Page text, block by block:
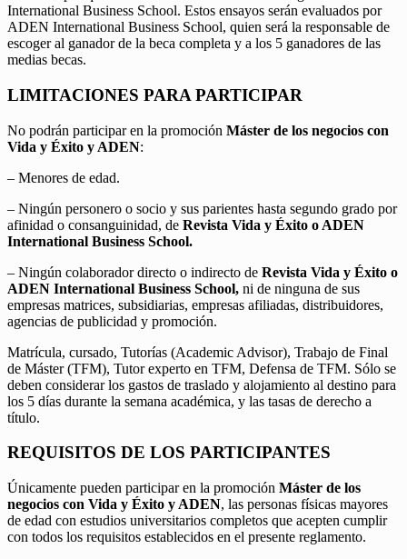
International Business School. Estos ensayos serán evaluados por
ADEN International Business School, quien será la responsable de
escoger al ganador de la beca completa y a los 5 ganadores de las
medias becas.
LIMITACIONES PARA PARTICIPAR
No podrán participar en la promoción Máster de los negocios con
Vida y Éxito y ADEN:
– Menores de edad.
– Ningún personero o socio y sus parientes hasta segundo grado por
afinidad o consanguinidad, de Revista Vida y Éxito o ADEN
International Business School.
– Ningún colaborador directo o indirecto de Revista Vida y Éxito o
ADEN International Business School, ni de ninguna de sus
empresas matrices, subsidiarias, empresas afiliadas, distribuidores,
agencias de publicidad y promoción.
Matrícula, cursado, Tutorías (Academic Advisor), Trabajo de Final
de Máster (TFM), Tutor experto en TFM, Defensa de TFM. Sólo se
deben considerar los gastos de traslado y alojamiento al destino para
los 5 días durante la semana académica, y las tasas de derecho a
título.
REQUISITOS DE LOS PARTICIPANTES
Únicamente pueden participar en la promoción Máster de los
negocios con Vida y Éxito y ADEN, las personas físicas mayores
de edad con estudios universitarios completos que acepten cumplir
con todos los requisitos establecidos en el presente reglamento.